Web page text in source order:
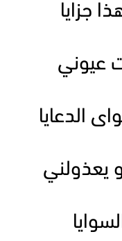
جزايا
عيوني
الدعايا
يعذولني